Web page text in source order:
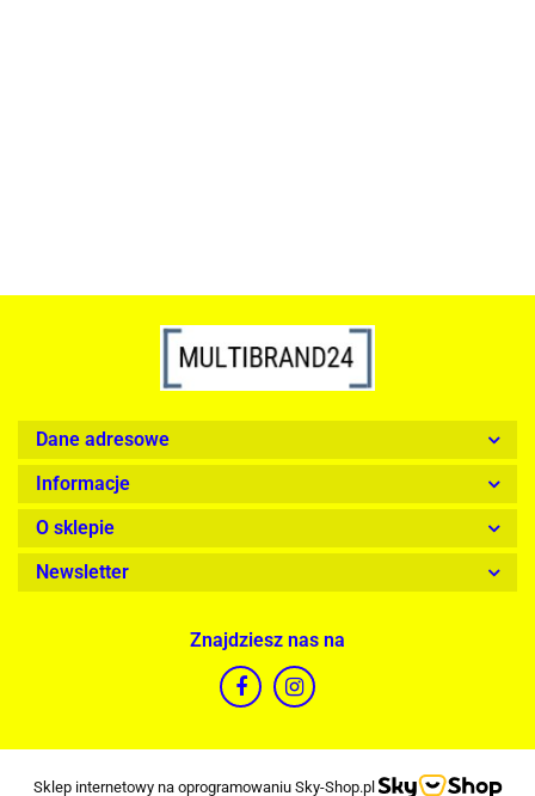
Dane adresowe
Informacje
O sklepie
Newsletter
Znajdziesz nas na
Sklep internetowy na oprogramowaniu Sky-Shop.pl